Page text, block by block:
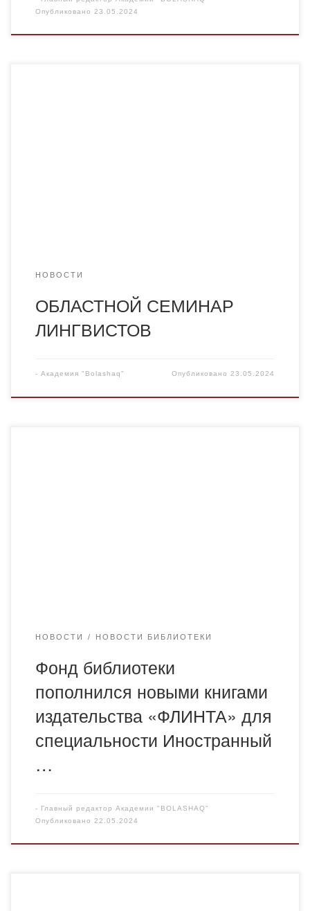
Опубликовано 23.05.2024
НОВОСТИ
ОБЛАСТНОЙ СЕМИНАР
ЛИНГВИСТОВ
- Академия "Bolashaq" Опубликовано23.05.2024
НОВОСТИ НОВОСТИ БИБЛИОТЕКИ
Фонд библиотеки
пополнился новыми книгами
издательства «ФЛИНТА» для
специальности Иностранный
…
- Главный редактор Академии "BOLASHAQ"
Опубликовано 22.05.2024